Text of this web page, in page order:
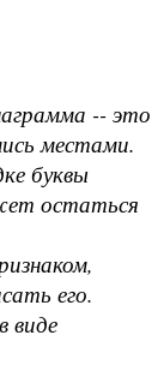
-- это
местами.
буквы
остаться
его.
виде